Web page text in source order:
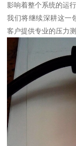
影响着整个系统的运
我们将继续深耕这一
客户提供专业的压力